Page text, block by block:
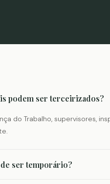
podem ser terceirizados?
do Trabalho, supervisores,
ser temporário?